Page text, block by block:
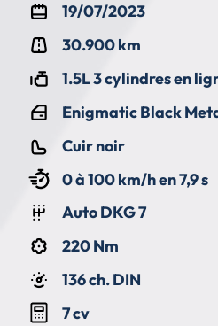
19/07/2023
30.900 km
1.5L 3 cylindres en
Enigmatic Black
Cuir noir
0 à 100 km/h en 7,9 s
Auto DKG 7
220 Nm
136 ch. DIN
7 cv